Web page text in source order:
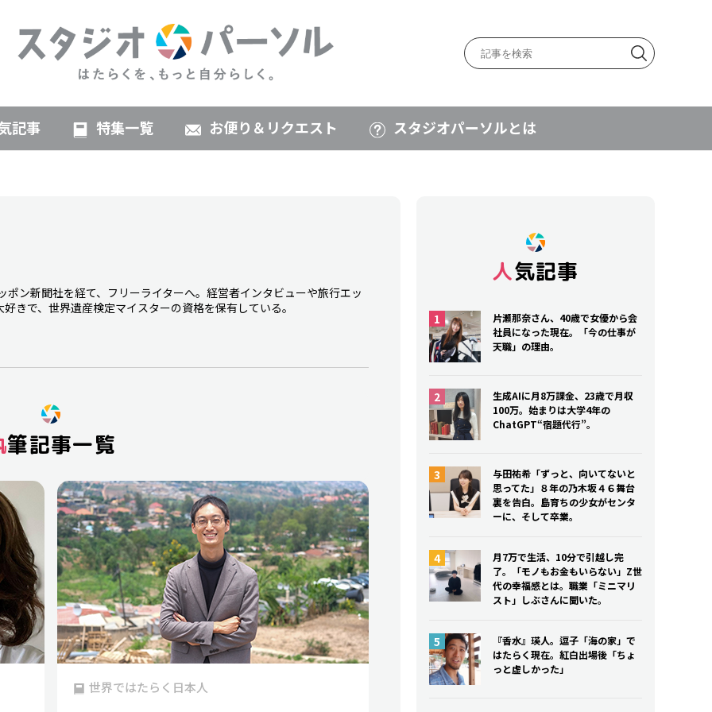
記事 特集一覧 お便り＆リクエスト スタジオパーソルとは
ポン新聞社を経て、フリーライターへ。経営者インタビューや旅行エッ
きで、世界遺産検定マイスターの資格を保有している。
執筆記事一覧
世界ではたらく日本人
人気記事
片瀬那奈さん、40歳で女優から会
社員になった現在。「今の仕事が
天職」の理由。
生成AIに月8万課金、23歳で月収
100万。始まりは大学4年の
ChatGPT“宿題代行”。
与田祐希「ずっと、向いてないと
思ってた」８年の乃木坂４６舞台
裏を告白。島育ちの少女がセンタ
ーに、そして卒業。
月7万で生活、10分で引越し完
了。「モノもお金もいらない」Z世
代の幸福感とは。職業「ミニマリ
スト」しぶさんに聞いた。
『香水』瑛人。逗子「海の家」で
はたらく現在。紅白出場後「ちょ
っと虚しかった」